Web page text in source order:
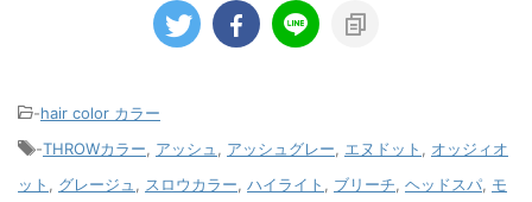
-hair color カラー
-THROWカラー アッシュ アッシュグレー エヌドット
オッジィオ
ット
グレージュ スロウカラー ハイライト ブリーチ ヘッドスパ モ